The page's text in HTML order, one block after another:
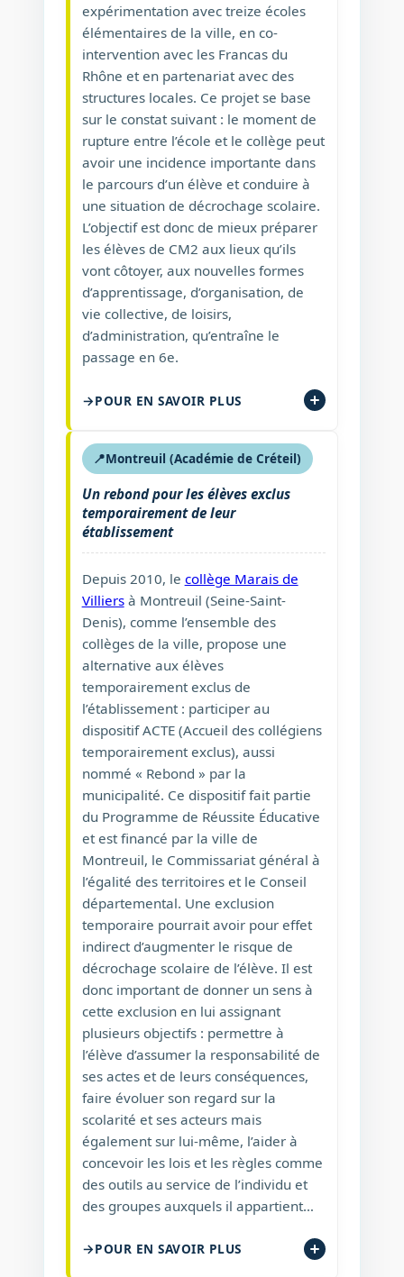
expérimentation avec treize écoles
élémentaires de la ville, en co-
intervention avec les Francas du
Rhône et en partenariat avec des
structures locales. Ce projet se base
sur le constat suivant : le moment de
rupture entre l’école et le collège peut
avoir une incidence importante dans
le parcours d’un élève et conduire à
une situation de décrochage scolaire.
L’objectif est donc de mieux préparer
les élèves de CM2 aux lieux qu’ils
vont côtoyer, aux nouvelles formes
d’apprentissage, d’organisation, de
vie collective, de loisirs,
d’administration, qu’entraîne le
passage en 6e.
POUR EN SAVOIR PLUS
📍Montreuil (Académie de Créteil)
Un rebond pour les élèves exclus
temporairement de leur
établissement
Depuis 2010, le collège Marais de
Villiersà Montreuil (Seine-Saint-
Denis), comme l’ensemble des
collèges de la ville, propose une
alternative aux élèves
temporairement exclus de
l’établissement : participer au
dispositif ACTE (Accueil des collégiens
temporairement exclus), aussi
nommé « Rebond » par la
municipalité. Ce dispositif fait partie
du Programme de Réussite Éducative
et est financé par la ville de
Montreuil, le Commissariat général à
l’égalité des territoires et le Conseil
départemental. Une exclusion
temporaire pourrait avoir pour effet
indirect d’augmenter le risque de
décrochage scolaire de l’élève. Il est
donc important de donner un sens à
cette exclusion en lui assignant
plusieurs objectifs : permettre à
l’élève d’assumer la responsabilité de
ses actes et de leurs conséquences,
faire évoluer son regard sur la
scolarité et ses acteurs mais
également sur lui-même, l’aider à
concevoir les lois et les règles comme
des outils au service de l’individu et
des groupes auxquels il appartient…
POUR EN SAVOIR PLUS